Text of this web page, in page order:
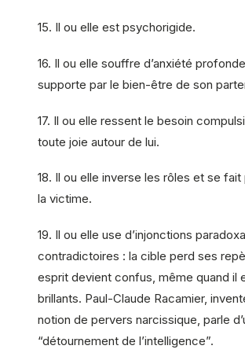
15. Il ou elle est psychorigide.
16. Il ou elle souffre d’anxiété
supporte par le bien-être de son
17. Il ou elle ressent le besoin
toute joie autour de lui.
18. Il ou elle inverse les rôles et se
la victime.
19. Il ou elle use d’injonctions
contradictoires : la cible perd ses
esprit devient confus, même quand il
brillants. Paul-Claude Racamier,
notion de pervers narcissique, parle
“détournement de l’intelligence”.